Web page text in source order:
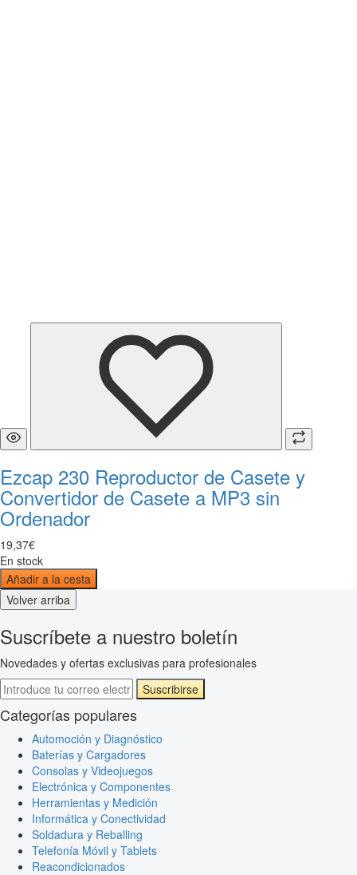
Ezcap 230 Reproductor de Casete y
Convertidor de Casete a MP3 sin
Ordenador
19,37€
En stock
Añadir a la cesta
Volver arriba
Suscríbete a nuestro boletín
Novedades y ofertas exclusivas para profesionales
Suscribirse
Categorías populares
Automoción y Diagnóstico
Baterías y Cargadores
Consolas y Videojuegos
Electrónica y Componentes
Herramientas y Medición
Informática y Conectividad
Soldadura y Reballing
Telefonía Móvil y Tablets
Reacondicionados